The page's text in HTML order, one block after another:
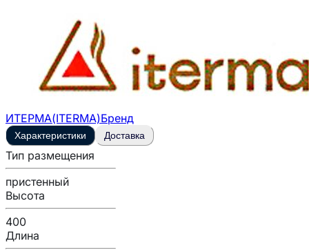
ИТЕРМА(ITERMA)Бренд
Характеристики Доставка
Тип размещения
пристенный
Высота
400
Длина